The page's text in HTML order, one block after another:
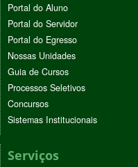
Portal do Aluno
Portal do Servidor
Portal do Egresso
Nossas Unidades
Guia de Cursos
Processos Seletivos
Concursos
Sistemas Institucionais
Serviços